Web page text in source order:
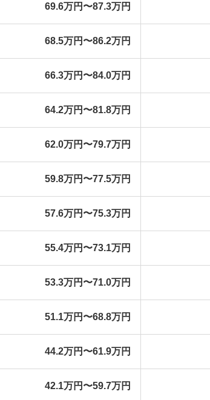
69.6万円〜87.3万円
68.5万円〜86.2万円
66.3万円〜84.0万円
64.2万円〜81.8万円
62.0万円〜79.7万円
59.8万円〜77.5万円
57.6万円〜75.3万円
55.4万円〜73.1万円
53.3万円〜71.0万円
51.1万円〜68.8万円
44.2万円〜61.9万円
42.1万円〜59.7万円